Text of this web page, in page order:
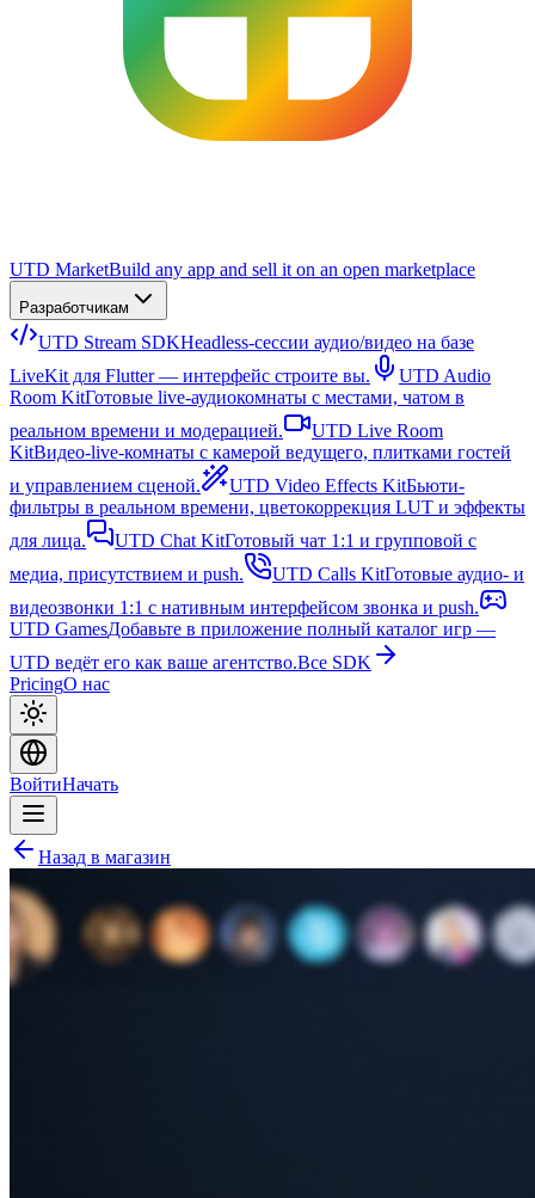
UTD MarketBuild any app and sell it on an open marketplace
Разработчикам
UTD Stream SDKHeadless-сессии аудио/видео на базе
LiveKit для Flutter — интерфейс строите вы.
UTD Audio
Room KitГотовые live-аудиокомнаты с местами, чатом в
реальном времени и модерацией.
UTD Live Room
KitВидео-live-комнаты с камерой ведущего, плитками гостей
и управлением сценой.
UTD Video Effects KitБьюти-
фильтры в реальном времени, цветокоррекция LUT и эффекты
для лица.
UTD Chat KitГотовый чат 1:1 и групповой с
медиа, присутствием и push.
UTD Calls KitГотовые аудио- и
видеозвонки 1:1 с нативным интерфейсом звонка и push.
UTD GamesДобавьте в приложение полный каталог игр —
UTD ведёт его как ваше агентство.Все SDK
PricingО нас
ВойтиНачать
Назад в магазин